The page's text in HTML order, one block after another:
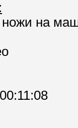
ножи на
00:11:08